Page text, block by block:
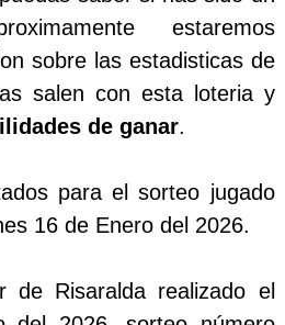
estaremos
sobre las estadisticas de
salen con esta loteria y
de ganar.
para el sorteo jugado
16 de Enero del 2026.
de Risaralda realizado el